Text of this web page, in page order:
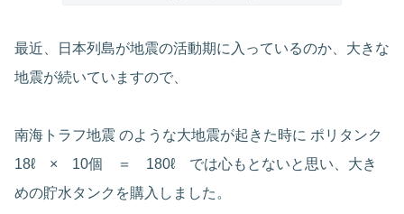
最近、日本列島が地震の活動期に入っているのか、大きな
地震が続いていますので、
南海トラフ地震 のような大地震が起きた時に ポリタンク
18ℓ × 10個 ＝ 180ℓ では心もとないと思い、大き
めの貯水タンクを購入しました。